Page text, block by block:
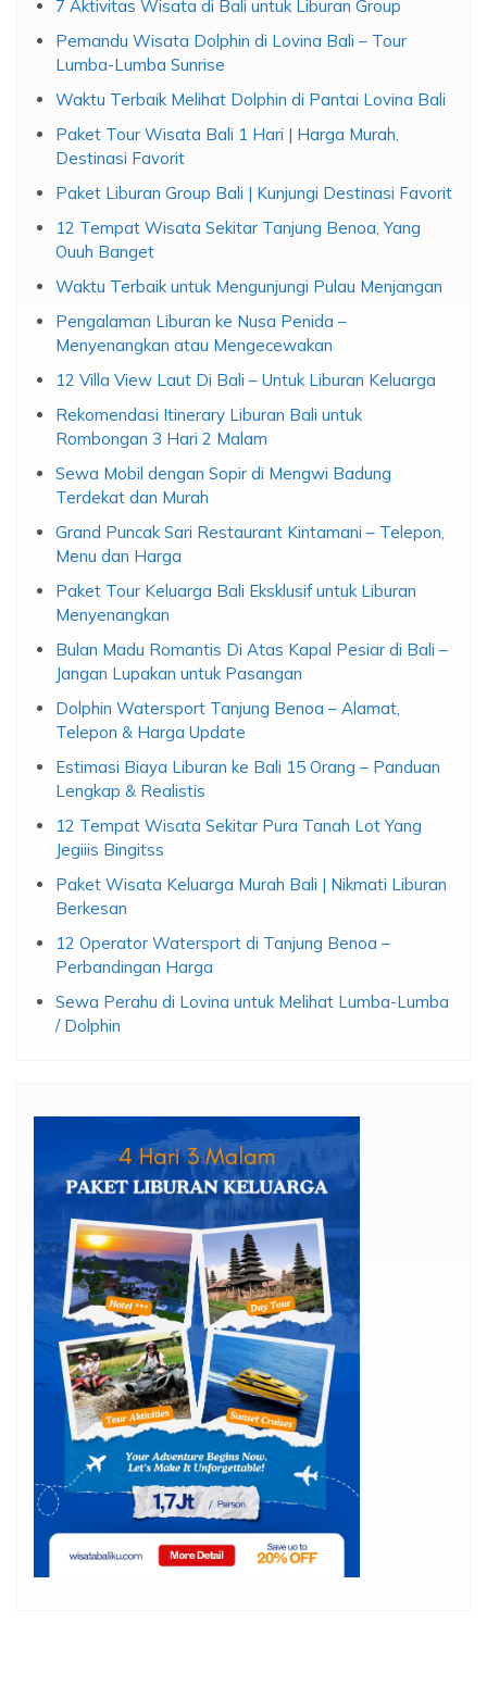
7 Aktivitas Wisata di Bali untuk Liburan Group
Pemandu Wisata Dolphin di Lovina Bali – Tour
Lumba-Lumba Sunrise
Waktu Terbaik Melihat Dolphin di Pantai Lovina Bali
Paket Tour Wisata Bali 1 Hari | Harga Murah,
Destinasi Favorit
Paket Liburan Group Bali | Kunjungi Destinasi Favorit
12 Tempat Wisata Sekitar Tanjung Benoa, Yang
Ouuh Banget
Waktu Terbaik untuk Mengunjungi Pulau Menjangan
Pengalaman Liburan ke Nusa Penida –
Menyenangkan atau Mengecewakan
12 Villa View Laut Di Bali – Untuk Liburan Keluarga
Rekomendasi Itinerary Liburan Bali untuk
Rombongan 3 Hari 2 Malam
Sewa Mobil dengan Sopir di Mengwi Badung
Terdekat dan Murah
Grand Puncak Sari Restaurant Kintamani – Telepon,
Menu dan Harga
Paket Tour Keluarga Bali Eksklusif untuk Liburan
Menyenangkan
Bulan Madu Romantis Di Atas Kapal Pesiar di Bali –
Jangan Lupakan untuk Pasangan
Dolphin Watersport Tanjung Benoa – Alamat,
Telepon & Harga Update
Estimasi Biaya Liburan ke Bali 15 Orang – Panduan
Lengkap & Realistis
12 Tempat Wisata Sekitar Pura Tanah Lot Yang
Jegiiis Bingitss
Paket Wisata Keluarga Murah Bali | Nikmati Liburan
Berkesan
12 Operator Watersport di Tanjung Benoa –
Perbandingan Harga
Sewa Perahu di Lovina untuk Melihat Lumba-Lumba
/ Dolphin